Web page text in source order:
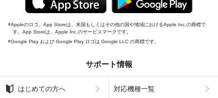
Appleのロゴ、App Storeは、米国もしくはその他の国や地域におけるApple Inc.の商標で
す。App Storeは、Apple Inc.のサービスマークです。
Google Play および Google Play ロゴは Google LLC の商標です。
サポート情報
はじめての方へ 対応機種一覧